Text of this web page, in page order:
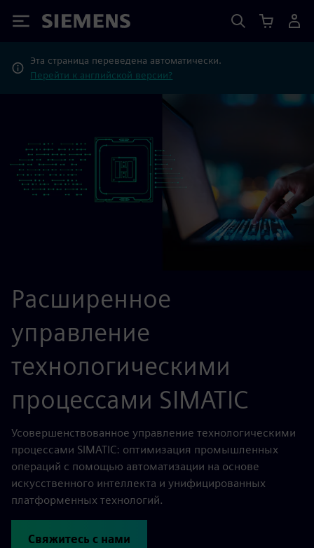
Siemens
Эта страница переведена автоматически.
Перейти к английской версии?
Расширенное
управление
технологическими
процессами SIMATIC
Усовершенствованное управление технологическими
процессами SIMATIC: оптимизация промышленных
операций с помощью автоматизации на основе
искусственного интеллекта и унифицированных
платформенных технологий.
Свяжитесь с нами